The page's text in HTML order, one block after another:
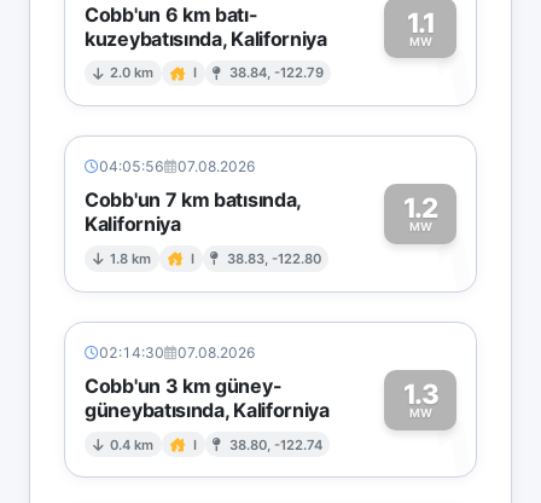
Cobb'un 6 km batı-
kuzeybatısında, Kaliforniya
2.0 km I 38.84, -122.79
1.1
MW1
04:05:56 07.08.2026
Cobb'un 7 km batısında,
Kaliforniya
1.8 km I 38.83, -122.80
1.2
MW1
02:14:30 07.08.2026
Cobb'un 3 km güney-
güneybatısında, Kaliforniya
0.4 km I 38.80, -122.74
1.3
MW1